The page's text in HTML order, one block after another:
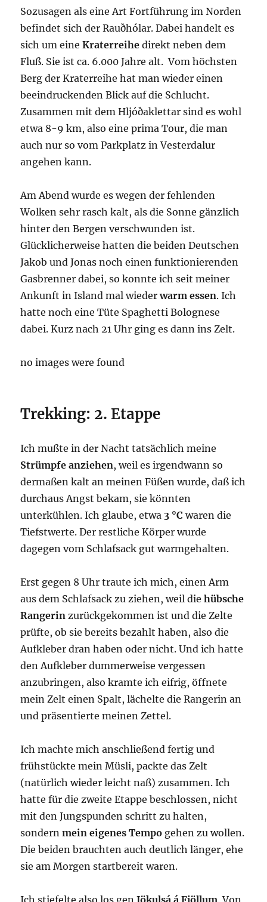
Sozusagen als eine Art Fortführung im Norden
befindet sich der Rauðhólar. Dabei handelt es
sich um eineKraterreihe direkt neben dem
Fluß. Sie ist ca. 6.000 Jahre alt. Vom höchsten
Berg der Kraterreihe hat man wieder einen
beeindruckenden Blick auf die Schlucht.
Zusammen mit dem Hljóðaklettar sind es wohl
etwa 8-9 km, also eine prima Tour, die man
auch nur so vom Parkplatz in Vesterdalur
angehen kann.
Am Abend wurde es wegen der fehlenden
Wolken sehr rasch kalt, als die Sonne gänzlich
hinter den Bergen verschwunden ist.
Glücklicherweise hatten die beiden Deutschen
Jakob und Jonas noch einen funktionierenden
Gasbrenner dabei, so konnte ich seit meiner
Ankunft in Island mal wiederwarm essen. Ich
hatte noch eine Tüte Spaghetti Bolognese
dabei. Kurz nach 21 Uhr ging es dann ins Zelt.
no images were found
Trekking: 2. Etappe
Ich mußte in der Nacht tatsächlich meine
Strümpfe anziehen, weil es irgendwann so
dermaßen kalt an meinen Füßen wurde, daß ich
durchaus Angst bekam, sie könnten
unterkühlen. Ich glaube, etwa 3 °C waren die
Tiefstwerte. Der restliche Körper wurde
dagegen vom Schlafsack gut warmgehalten.
Erst gegen 8 Uhr traute ich mich, einen Arm
aus dem Schlafsack zu ziehen, weil diehübsche
Rangerin zurückgekommen ist und die Zelte
prüfte, ob sie bereits bezahlt haben, also die
Aufkleber dran haben oder nicht. Und ich hatte
den Aufkleber dummerweise vergessen
anzubringen, also kramte ich eifrig, öffnete
mein Zelt einen Spalt, lächelte die Rangerin an
und präsentierte meinen Zettel.
Ich machte mich anschließend fertig und
frühstückte mein Müsli, packte das Zelt
(natürlich wieder leicht naß) zusammen. Ich
hatte für die zweite Etappe beschlossen, nicht
mit den Jungspunden schritt zu halten,
sondernmein eigenes Tempo gehen zu wollen.
Die beiden brauchten auch deutlich länger, ehe
sie am Morgen startbereit waren.